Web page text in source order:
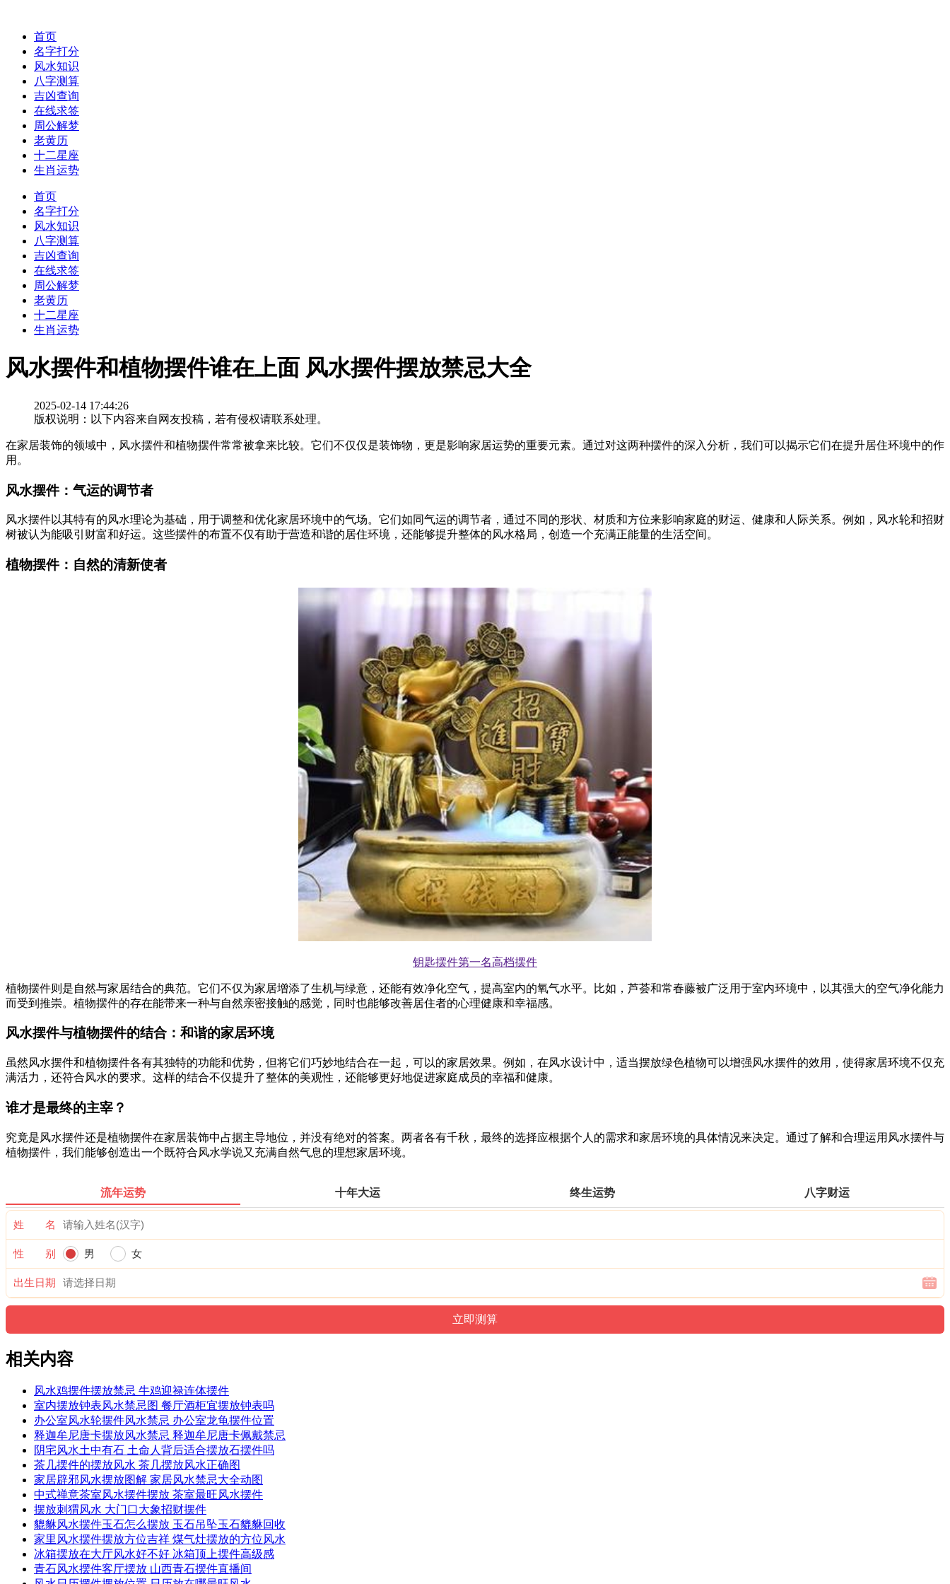
首页
名字打分
风水知识
八字测算
吉凶查询
在线求签
周公解梦
老黄历
十二星座
生肖运势
首页
名字打分
风水知识
八字测算
吉凶查询
在线求签
周公解梦
老黄历
十二星座
生肖运势
风水摆件和植物摆件谁在上面 风水摆件摆放禁忌大全
2025-02-14 17:44:26
版权说明：以下内容来自网友投稿，若有侵权请联系处理。
在家居装饰的领域中，风水摆件和植物摆件常常被拿来比较。它们不仅仅是装饰物，更是影响家居运势的重要元素。通过对这两种摆件的深入分析，我们可以揭示它们在提升居住环境中的作
用。
风水摆件：气运的调节者
风水摆件以其特有的风水理论为基础，用于调整和优化家居环境中的气场。它们如同气运的调节者，通过不同的形状、材质和方位来影响家庭的财运、健康和人际关系。例如，风水轮和招财
树被认为能吸引财富和好运。这些摆件的布置不仅有助于营造和谐的居住环境，还能够提升整体的风水格局，创造一个充满正能量的生活空间。
植物摆件：自然的清新使者
钥匙摆件第一名高档摆件
植物摆件则是自然与家居结合的典范。它们不仅为家居增添了生机与绿意，还能有效净化空气，提高室内的氧气水平。比如，芦荟和常春藤被广泛用于室内环境中，以其强大的空气净化能力
而受到推崇。植物摆件的存在能带来一种与自然亲密接触的感觉，同时也能够改善居住者的心理健康和幸福感。
风水摆件与植物摆件的结合：和谐的家居环境
虽然风水摆件和植物摆件各有其独特的功能和优势，但将它们巧妙地结合在一起，可以的家居效果。例如，在风水设计中，适当摆放绿色植物可以增强风水摆件的效用，使得家居环境不仅充
满活力，还符合风水的要求。这样的结合不仅提升了整体的美观性，还能够更好地促进家庭成员的幸福和健康。
谁才是最终的主宰？
究竟是风水摆件还是植物摆件在家居装饰中占据主导地位，并没有绝对的答案。两者各有千秋，最终的选择应根据个人的需求和家居环境的具体情况来决定。通过了解和合理运用风水摆件与
植物摆件，我们能够创造出一个既符合风水学说又充满自然气息的理想家居环境。
流年运势 十年大运 终生运势 八字财运
姓 名
性 别 男 女
出生日期
相关内容
风水鸡摆件摆放禁忌 牛鸡迎禄连体摆件
室内摆放钟表风水禁忌图 餐厅酒柜宜摆放钟表吗
办公室风水轮摆件风水禁忌 办公室龙龟摆件位置
释迦牟尼唐卡摆放风水禁忌 释迦牟尼唐卡佩戴禁忌
阴宅风水土中有石 土命人背后适合摆放石摆件吗
茶几摆件的摆放风水 茶几摆放风水正确图
家居辟邪风水摆放图解 家居风水禁忌大全动图
中式禅意茶室风水摆件摆放 茶室最旺风水摆件
摆放刺猬风水 大门口大象招财摆件
貔貅风水摆件玉石怎么摆放 玉石吊坠玉石貔貅回收
家里风水摆件摆放方位吉祥 煤气灶摆放的方位风水
冰箱摆放在大厅风水好不好 冰箱顶上摆件高级感
青石风水摆件客厅摆放 山西青石摆件直播间